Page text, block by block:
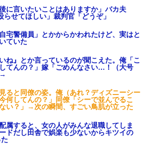
に言いたいことはありますか」バカ夫
らせてほしい」裁判官「どうぞ」
宅警備員」とかからかわれたけど、実はと
ていた
ね』とか言っているのが聞こえた。俺「こ
てんの？」嫁「ごめんなさい…！（大号
ると同僚の姿。俺（あれ？ディズニーシー
何してんの？」同僚「シーで並んでるこ
い？」→次の瞬間、すごい鳥肌が立った
属すると、女の人がみんな退職してしま
ドだし田舎で娯楽も少ないからキツイの